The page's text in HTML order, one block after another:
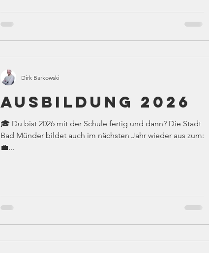
Ausbildung 2026
🎓 Du bist 2026 mit der Schule fertig und dann? Die Stadt
Bad Münder bildet auch im nächsten Jahr wieder aus zum:
💼...
Dirk Barkowski